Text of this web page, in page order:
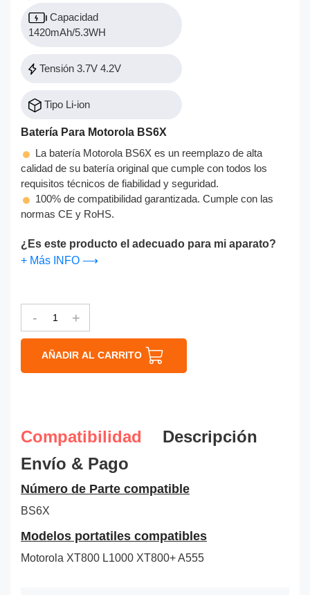
Capacidad
1420mAh/5.3WH
Tensión 3.7V 4.2V
Tipo Li-ion
Batería Para Motorola BS6X
La batería Motorola BS6X es un reemplazo de alta
calidad de su batería original que cumple con todos los
requisitos técnicos de fiabilidad y seguridad.
100% de compatibilidad garantizada. Cumple con las
normas CE y RoHS.
¿Es este producto el adecuado para mi aparato?
+ Más INFO ⟶
- +
AÑADIR AL CARRITO
Compatibilidad
Descripción
Envío & Pago
Número de Parte compatible
BS6X
Modelos portatiles compatibles
Motorola XT800 L1000 XT800+ A555